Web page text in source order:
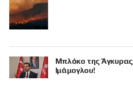
Μπλόκο της
Ιμάμογλου!